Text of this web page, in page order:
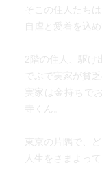
そこの住人たち
自虐と愛着を込
2階の住人、駆け
でぶで実家が貧
実家は金持ちで
寺くん。
東京の片隅で、
人生をさまよっ